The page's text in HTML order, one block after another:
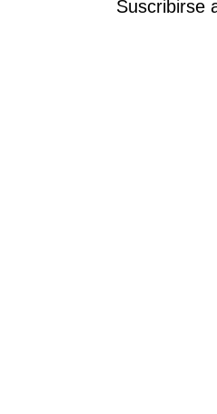
Suscribirse